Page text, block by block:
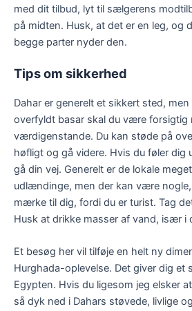
med dit tilbud, lyt til sælgerens
på midten. Husk, at det er en leg, og
begge parter nyder den.
Tips om sikkerhed
Dahar er generelt et sikkert sted,
overfyldt basar skal du være forsigtig
værdigenstande. Du kan støde på
høfligt og gå videre. Hvis du føler dig
gå din vej. Generelt er de lokale
udlændinge, men der kan være
mærke til dig, fordi du er turist. Tag
Husk at drikke masser af vand, især i
Et besøg her vil tilføje en helt ny
Hurghada-oplevelse. Det giver dig
Egypten. Hvis du ligesom jeg elsker
så dyk ned i Dahars støvede, livlige